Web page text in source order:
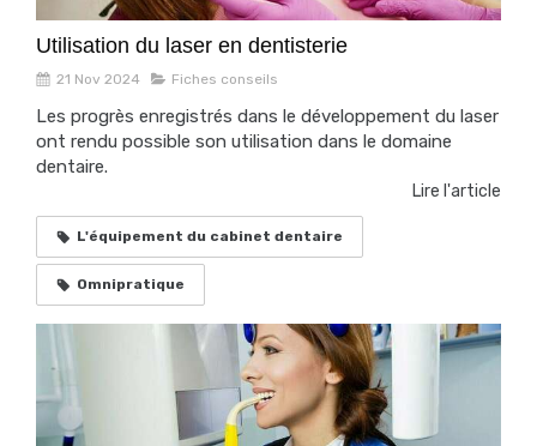
Utilisation du laser en dentisterie
21 Nov 2024 Fiches conseils
Les progrès enregistrés dans le développement du laser
ont rendu possible son utilisation dans le domaine
dentaire.
Lire l'article
L'équipement du cabinet dentaire
Omnipratique